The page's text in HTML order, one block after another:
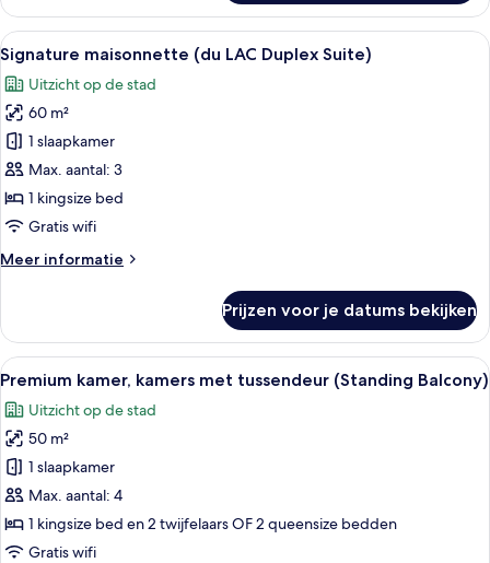
laden
kamer
(du
LAC
Suite
with
Ben
Thanh
view)
Alle
foto's
voor
Signature
maisonnette
(du
LAC
Duplex
laden
Een moderne woonkamer met een
7
Signature maisonnette (du LAC Duplex Suite)
Uitzicht op de stad
60 m²
1 slaapkamer
Max. aantal: 3
1 kingsize bed
Gratis wifi
Meer informatie
Meer
maisonnette
(du
LAC
Suite)
Prijzen voor je datums bekijken
Alle
foto's
voor
Premium
kamer,
kamers
met
tussendeur
Een hotelkamer met een groot bed,
8
Premium kamer, kamers met tussendeur (Standing Balcony)
Uitzicht op de stad
50 m²
1 slaapkamer
Max. aantal: 4
1 kingsize bed en 2 twijfelaars OF 2 queensize bedden
Gratis wifi